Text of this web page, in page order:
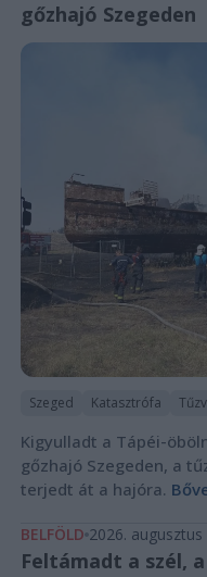
gőzhajó Szegeden
Szeged Katasztrófa
Kigyulladt a Tápéi-
gőzhajó Szegeden, a
terjedt át a hajóra.
BELFÖLD 2026. augusztus
Feltámadt a szél,